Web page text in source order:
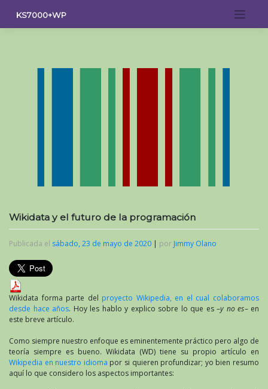
contenido
KS7000+WP
Wikidata y el futuro de la programación
Publicada el sábado, 23 de mayo de 2020 | por Jimmy Olano
Wikidata forma parte del proyecto Wikipedia, en el cual colaboramos
desde hace años. Hoy les hablo y explico sobre lo que es –y no es– en
este breve artículo.
Como siempre nuestro enfoque es eminentemente práctico pero algo de
teoría siempre es bueno. Wikidata (WD) tiene su propio artículo en
Wikipedia en nuestro idioma por si quieren profundizar; yo bien resumo
aquí lo que considero los aspectos importantes: